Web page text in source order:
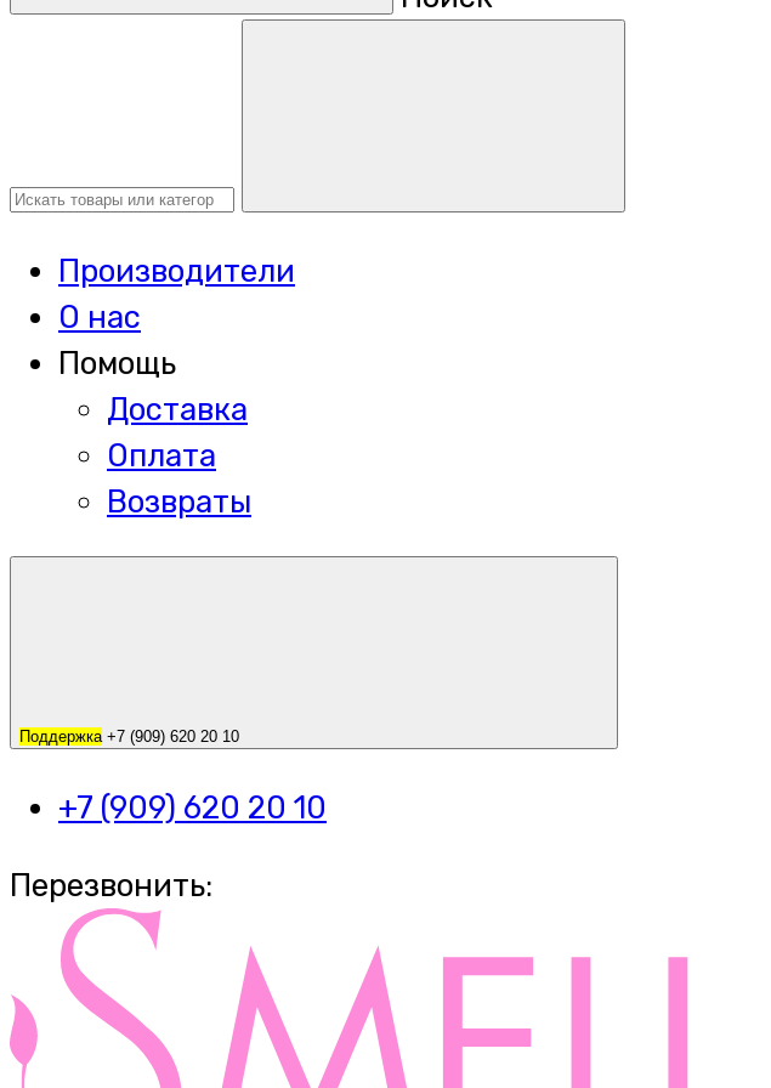
Производители
О нас
Помощь
Доставка
Оплата
Возвраты
Поддержка +7 (909) 620 20 10
+7 (909) 620 20 10
Перезвонить: